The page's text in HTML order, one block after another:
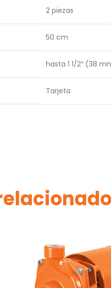
2 piezas
50 cm
hasta 1 1/2″ (38
Tarjeta